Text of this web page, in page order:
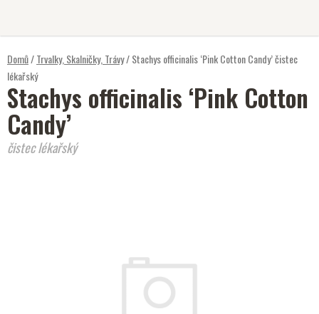
Domů/Trvalky, Skalničky, Trávy/Stachys officinalis ‘Pink Cotton Candy’čistec
lékařský
Stachys officinalis ‘Pink Cotton
Candy’
čistec lékařský